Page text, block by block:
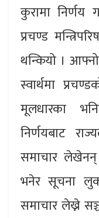
कुरामा
प्रचण्ड
थन्कियो ।
स्वार्थमा
मूलधारका
निर्णयबाट
समाचार
भनेर सूचना
समाचार लेख्ने